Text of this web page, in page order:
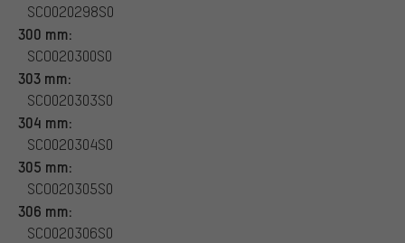
SCO020298S0
300 mm:
SCO020300S0
303 mm:
SCO020303S0
304 mm:
SCO020304S0
305 mm:
SCO020305S0
306 mm:
SCO020306S0